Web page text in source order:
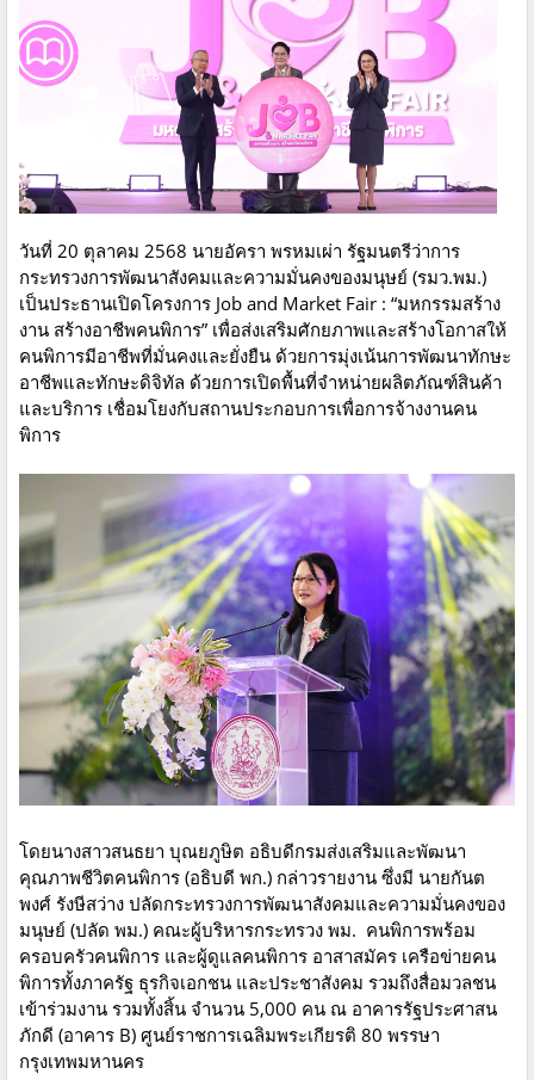
วันที่ 20 ตุลาคม 2568 นายอัครา พรหมเผ่า รัฐมนตรีว่าการ
กระทรวงการพัฒนาสังคมและความมั่นคงของมนุษย์ (รมว.พม.)
เป็นประธานเปิดโครงการ Job and Market Fair : “มหกรรมสร้าง
งาน สร้างอาชีพคนพิการ” เพื่อส่งเสริมศักยภาพและสร้างโอกาสให้
คนพิการมีอาชีพที่มั่นคงและยั่งยืน ด้วยการมุ่งเน้นการพัฒนาทักษะ
อาชีพและทักษะดิจิทัล ด้วยการเปิดพื้นที่จำหน่ายผลิตภัณฑ์สินค้า
และบริการ เชื่อมโยงกับสถานประกอบการเพื่อการจ้างงานคน
พิการ
โดยนางสาวสนธยา บุณยภูษิต อธิบดีกรมส่งเสริมและพัฒนา
คุณภาพชีวิตคนพิการ (อธิบดี พก.) กล่าวรายงาน ซึ่งมี นายกันต
พงศ์ รังษีสว่าง ปลัดกระทรวงการพัฒนาสังคมและความมั่นคงของ
มนุษย์ (ปลัด พม.) คณะผู้บริหารกระทรวง พม. คนพิการพร้อม
ครอบครัวคนพิการ และผู้ดูแลคนพิการ อาสาสมัคร เครือข่ายคน
พิการทั้งภาครัฐ ธุรกิจเอกชน และประชาสังคม รวมถึงสื่อมวลชน
เข้าร่วมงาน รวมทั้งสิ้น จำนวน 5,000 คน ณ อาคารรัฐประศาสน
ภักดี (อาคาร B) ศูนย์ราชการเฉลิมพระเกียรติ 80 พรรษา
กรุงเทพมหานคร